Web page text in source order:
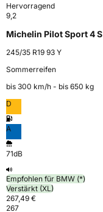
Hervorragend
9,2
Michelin Pilot Sport 4 S
245/35 R19 93 Y
Sommerreifen
bis 300 km⁠/⁠h - bis 650 kg
D
A
71dB
Empfohlen für BMW (*)
Verstärkt (XL)
267,49 €
267